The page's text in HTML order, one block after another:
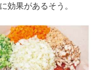
効果があるそう。